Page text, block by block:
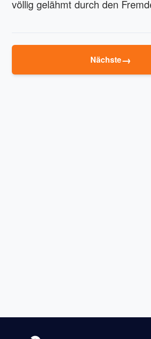
völlig gelähmt durch den
Nächste→